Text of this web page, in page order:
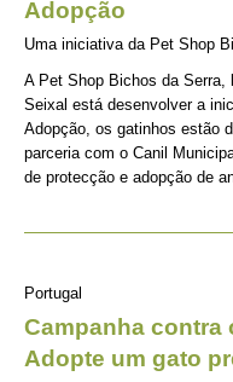
Adopção
Uma iniciativa da Pet Shop
A Pet Shop Bichos da Serra,
Seixal está desenvolver a
Adopção, os gatinhos estão
parceria com o Canil
de protecção e adopção de
Portugal
Campanha contra
Adopte um gato